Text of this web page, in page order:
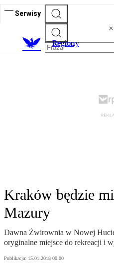
Serwisy
Regiony
Kraków będzie
Mazury
Dawna Żwirownia w Nowej
oryginalne miejsce do rekreacji i
Publikacja: 15.01.2018 00:00